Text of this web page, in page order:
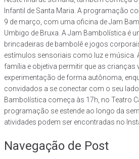
Infantil de Santa Maria. A programação
9 de março, com uma oficina de Jam
Umbigo de Bruxa. A Jam Bambolística é
brincadeiras de bambolê e jogos
estímulos sensoriais como luz e música.
família e objetiva permitir que as crianças
experimentação de forma autônoma,
convidados a se conectar com o seu
Bambolística começa às 17h, no Teatro
programação se estende ao longo da
atividades podem ser encontradas no
Navegação de Post